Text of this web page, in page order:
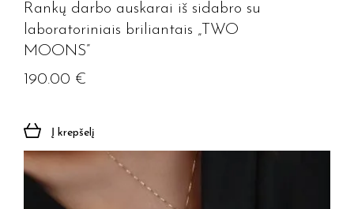
Rankų darbo auskarai iš sidabro su
laboratoriniais briliantais „TWO
MOONS”
190.00 €
Į krepšelį